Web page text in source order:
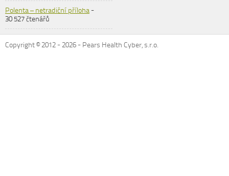
Polenta – netradiční příloha-
30 527 čtenářů
Copyright © 2012 -2026 - Pears Health Cyber, s.r.o.